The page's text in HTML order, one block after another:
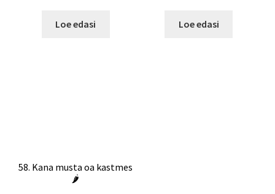
Loe edasi Loe edasi
58. Kana musta oa kastmes
🌶️